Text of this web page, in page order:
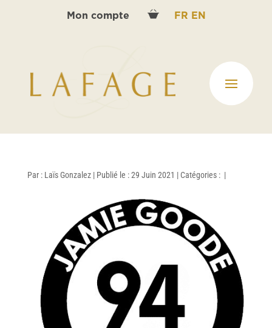
Mon compte FR EN
Par : Laïs Gonzalez | Publié le : 29 Juin 2021 | Catégories : |